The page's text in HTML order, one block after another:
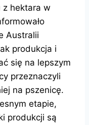
z hektara w
Australii
produkcja i
się na lepszym
przeznaczyli
na pszenicę.
etapie,
produkcji są